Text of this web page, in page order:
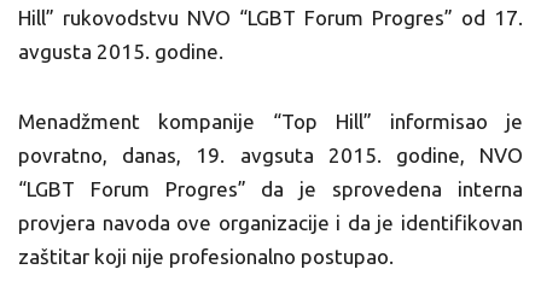
Hill” rukovodstvu NVO “LGBT Forum Progres” od 17.
avgusta 2015. godine.
Menadžment kompanije “Top Hill” informisao je
povratno, danas, 19. avgsuta 2015. godine, NVO
“LGBT Forum Progres” da je sprovedena interna
provjera navoda ove organizacije i da je identifikovan
zaštitar koji nije profesionalno postupao.